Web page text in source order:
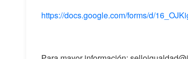
https://docs.google.com/forms/d/